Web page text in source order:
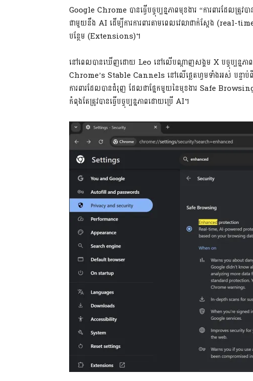
Google Chrome បានធ្វើបច្ចុប្បន្នភាពមុខងារ “ការពារដែ
ជាមួយនឹង AI ដើម្បីការការពារតាមពេលវេលាជាក់ស្តែង (real-
បន្ថែម (Extensions)។
នៅពេលបានឃើញដោយ Leo នៅលើបណ្តាញសង្គម X បច្ចុប្បន្នភាព
Chrome’s Stable Cannels នៅលើផ្លេតហ្វមទាំងអស់ បន្ទាប់ពី
ការពារដែលបានជំរុញ ដែលជាផ្នែកមួយនៃមុខងារ Safe Browsing
កំពុងតែត្រូវបានធ្វើបច្ចុប្បន្នភាពដោយប្រើ AI។